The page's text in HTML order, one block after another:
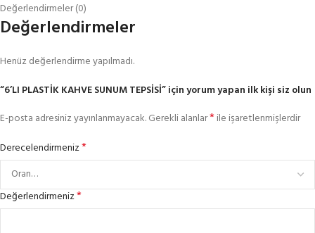
Değerlendirmeler (0)
Değerlendirmeler
Henüz değerlendirme yapılmadı.
“6’LI PLASTİK KAHVE SUNUM TEPSİSİ” için yorum yapan ilk kişi siz olun
E-posta adresiniz yayınlanmayacak.Gerekli alanlar*ile işaretlenmişlerdir
Derecelendirmeniz*
Değerlendirmeniz*